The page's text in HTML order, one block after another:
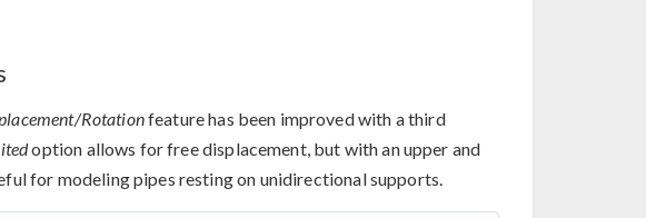
Rotationfeature has been improved with a third
option allows for free displacement, but with an upper and
for modeling pipes resting on unidirectional supports.